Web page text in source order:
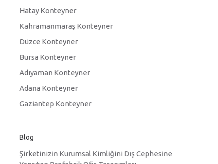
Hatay Konteyner
Kahramanmaraş Konteyner
Düzce Konteyner
Bursa Konteyner
Adıyaman Konteyner
Adana Konteyner
Gaziantep Konteyner
Blog
Şirketinizin Kurumsal Kimliğini Dış Cephesine